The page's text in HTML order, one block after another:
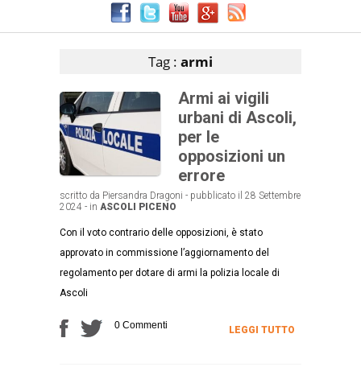
Tag : armi
Armi ai vigili
urbani di Ascoli,
per le
opposizioni un
errore
scritto da Piersandra Dragoni - pubblicato il 28 Settembre
2024 - in ASCOLI PICENO
Con il voto contrario delle opposizioni, è stato
approvato in commissione l’aggiornamento del
regolamento per dotare di armi la polizia locale di
Ascoli
0 Commenti LEGGI TUTTO